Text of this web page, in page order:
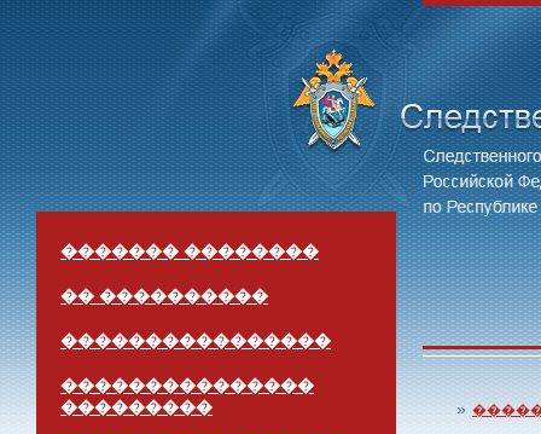
������� ��������
�� ����������
����������������
���������������
��������� »